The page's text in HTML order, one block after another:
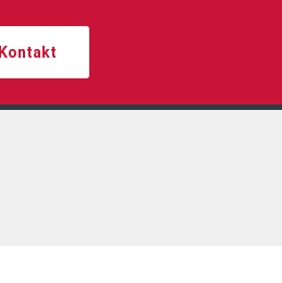
Kontakt